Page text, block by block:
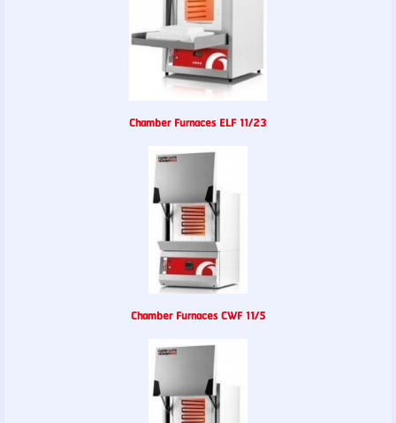
Chamber Furnaces ELF 11/23
Chamber Furnaces CWF 11/5